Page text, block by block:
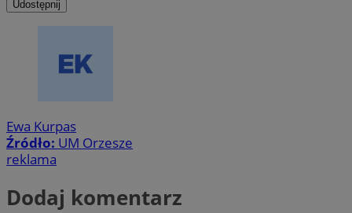
Udostępnij
Ewa Kurpas
Źródło: UM Orzesze
reklama
Dodaj komentarz